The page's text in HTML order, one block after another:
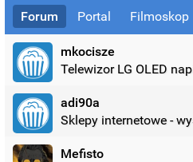
Forum Portal Filmoskop
mkocisze
Telewizor LG OLED
adi90a
Sklepy internetowe -
Mefisto